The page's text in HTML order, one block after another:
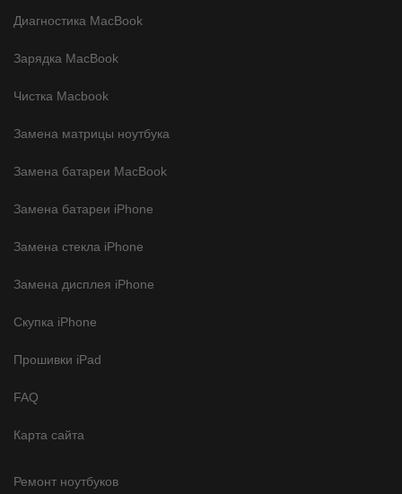
Диагностика MacBook
Зарядка MacBook
Чистка Macbook
Замена матрицы ноутбука
Замена батареи MacBook
Замена батареи iPhone
Замена стекла iPhone
Замена дисплея iPhone
Скупка iPhone
Прошивки iPad
FAQ
Карта сайта
Ремонт ноутбуков